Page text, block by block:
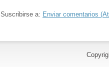
Suscribirse a: Enviar comentarios